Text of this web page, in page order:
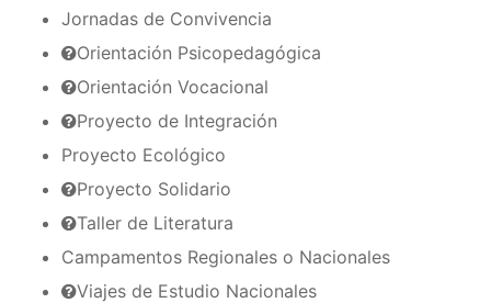
Jornadas de Convivencia
Orientación Psicopedagógica
Orientación Vocacional
Proyecto de Integración
Proyecto Ecológico
Proyecto Solidario
Taller de Literatura
Campamentos Regionales o Nacionales
Viajes de Estudio Nacionales